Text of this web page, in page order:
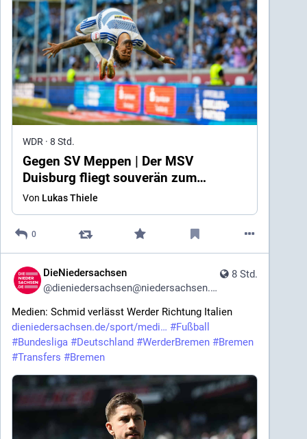
WDR · 8 Std.
Gegen SV Meppen | Der MSV
Duisburg fliegt souverän zum
Auftaktsieg
Von Lukas Thiele
0
8 Std.
DieNiedersachsen
@dieniedersachsen@niedersachsen.social
Medien: Schmid verlässt Werder Richtung Italien
dieniedersachsen.de/sport/medi
#Fußball
#Bundesliga #Deutschland #WerderBremen #Bremen
#Transfers #Bremen